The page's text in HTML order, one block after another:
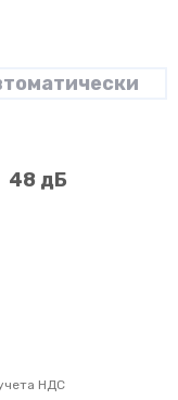
48 дБ
НДС